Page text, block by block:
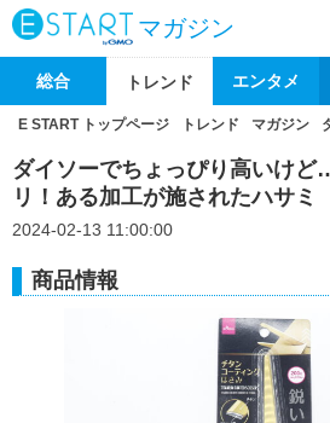
マガジン
総合 トレンド エンタメ
E START トップページ トレンド マガジン
ダイソーでちょっぴり高いけ
リ！ある加工が施されたハサミ
2024-02-13 11:00:00
商品情報